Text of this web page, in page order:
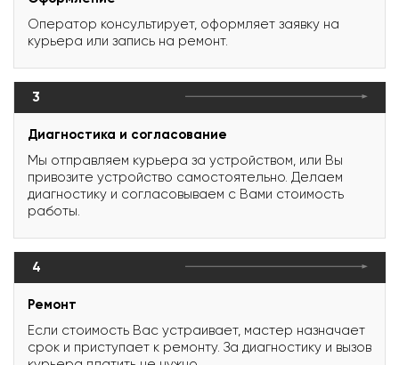
Оператор консультирует, оформляет заявку на
курьера или запись на ремонт.
3
Диагностика и согласование
Мы отправляем курьера за устройством, или Вы
привозите устройство самостоятельно. Делаем
диагностику и согласовываем с Вами стоимость
работы.
4
Ремонт
Если стоимость Вас устраивает, мастер назначает
срок и приступает к ремонту. За диагностику и вызов